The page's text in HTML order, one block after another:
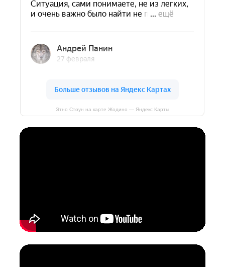
Этно Стоун на карте Жодино — Яндекс Карты